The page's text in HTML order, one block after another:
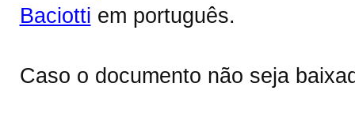
Baciotti em português.
Caso o documento não seja